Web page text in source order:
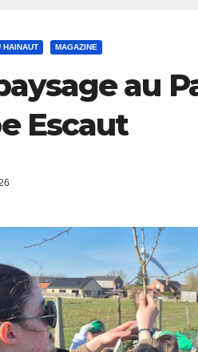
HAINAUT MAGAZINE
au
Escaut